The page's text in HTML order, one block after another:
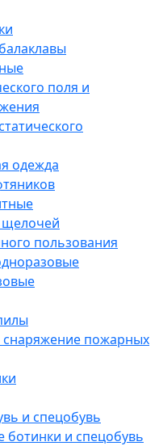
поля и
одежда
щелочей
пользования
пожарных
и спецобувь
ботинки и спецобувь